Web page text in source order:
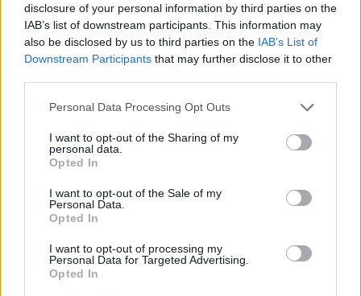
disclosure of your personal information by third parties on the
IAB’s list of downstream participants. This information may
also be disclosed by us to third parties on the IAB’s List of
Downstream Participants that may further disclose it to other
Personal Data Processing Opt Outs
I want to opt-out of the Sharing of my
personal data.
Opted In
I want to opt-out of the Sale of my
Personal Data.
Opted In
I want to opt-out of processing my
Personal Data for Targeted Advertising.
Opted In
STORIES
Φαρμακείο αυτοκινήτου: Παράταση της
Με νέα υπουργική απόφαση παρατείνεται για την 1η Ιανουαρίου
2027 η προθεσμία για το υποχρεωτικό περιεχόμενο που πρέπει να